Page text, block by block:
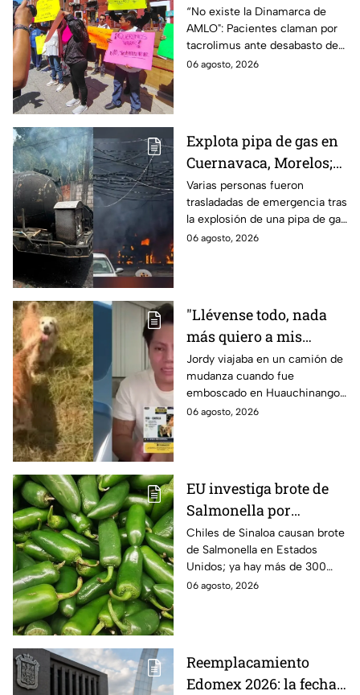
claman por
medicamentos ante
desabasto en IMSS
Puebla
“No existe la Dinamarca de
AMLO": Pacientes claman por
tacrolimus ante desabasto de
medicamentos en hospital del
06 agosto, 2026
Explota pipa de gas en
Cuernavaca, Morelos;
se reportan más de 20
personas con
quemaduras
Varias personas fueron
trasladadas de emergencia tras
la explosión de una pipa de gas
cerca de la colonia Las
06 agosto, 2026
"Llévense todo, nada
más quiero a mis
perritas": Asaltan a un
joven, vacían sus
cuentas y le roban a sus
mascotas en
Jordy viajaba en un camión de
mudanza cuando fue
emboscado en Huauchinango,
Puebla, Además de quitarle
06 agosto, 2026
EU investiga brote de
Salmonella por
jalapeños de Sinaloa
Chiles de Sinaloa causan brote
de Salmonella en Estados
Unidos; ya hay más de 300
enfermos en 27 estados.
06 agosto, 2026
Reemplacamiento
Edomex 2026: la fecha